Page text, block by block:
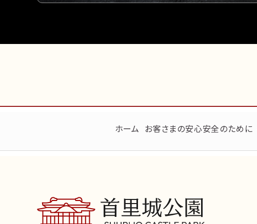
ホーム お客さまの安心安全のために